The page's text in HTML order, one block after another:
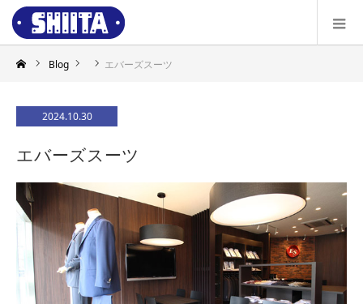
Blog エバーズスーツ
2024.10.30
エバーズスーツ